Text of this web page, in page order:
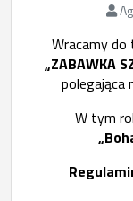
Wracamy do
„ZABAWKA
polegająca
W tym